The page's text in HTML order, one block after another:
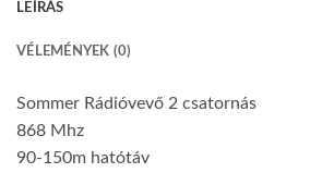
LEÍRÁS
VÉLEMÉNYEK (0)
Sommer Rádióvevő 2 csatornás
868 Mhz
90-150m hatótáv